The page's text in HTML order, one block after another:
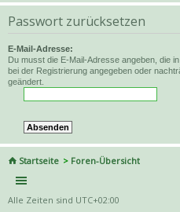
uc
he
Passwort zurücksetzen
E-Mail-Adresse:
Du musst die E-Mail-Adresse angeben, die
bei der Registrierung angegeben oder
geändert.
Startseite Foren-Übersicht
Alle Zeiten sind UTC+02:00